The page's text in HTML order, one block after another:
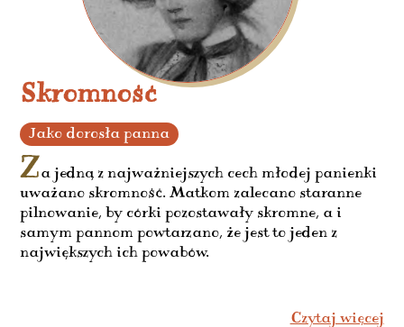
Skromność
Jako dorosła panna
Za jedną z najważniejszych cech młodej panienki
uważano skromność. Matkom zalecano staranne
pilnowanie, by córki pozostawały skromne, a i
samym pannom powtarzano, że jest to jeden z
największych ich powabów.
Czytaj więcej